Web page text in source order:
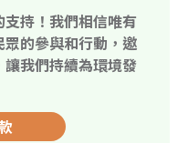
支持！我們相信唯有
的參與和行動，邀
我們持續為環境發